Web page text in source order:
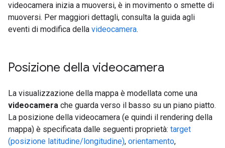
videocamera inizia a muoversi, è in movimento o smette di
muoversi. Per maggiori dettagli, consulta la guida agli
eventi di modifica della videocamera.
Posizione della videocamera
La visualizzazione della mappa è modellata come una
videocamera che guarda verso il basso su un piano piatto.
La posizione della videocamera (e quindi il rendering della
mappa) è specificata dalle seguenti proprietà: target
(posizione latitudine/longitudine), orientamento,